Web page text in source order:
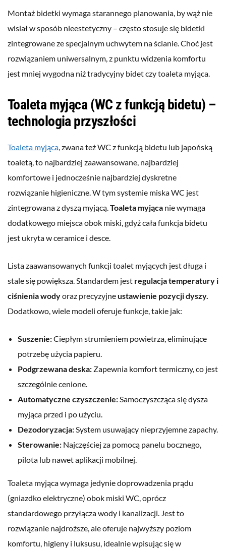
Montaż bidetki wymaga starannego planowania, by wąż nie
wisiał w sposób nieestetyczny – często stosuje się bidetki
zintegrowane ze specjalnym uchwytem na ścianie. Choć jest
rozwiązaniem uniwersalnym, z punktu widzenia komfortu
jest mniej wygodna niż tradycyjny bidet czy toaleta myjąca.
Toaleta myjąca (WC z funkcją bidetu) –
technologia przyszłości
Toaleta myjąca, zwana też WC z funkcją bidetu lub japońską
toaletą, to najbardziej zaawansowane, najbardziej
komfortowe i jednocześnie najbardziej dyskretne
rozwiązanie higieniczne. W tym systemie miska WC jest
zintegrowana z dyszą myjącą.Toaleta myjąca nie wymaga
dodatkowego miejsca obok miski, gdyż cała funkcja bidetu
jest ukryta w ceramice i desce.
Lista zaawansowanych funkcji toalet myjących jest długa i
stale się powiększa. Standardem jest regulacja temperatury i
ciśnienia wodyoraz precyzyjneustawienie pozycji dyszy.
Dodatkowo, wiele modeli oferuje funkcje, takie jak:
Suszenie:Ciepłym strumieniem powietrza, eliminujące
potrzebę użycia papieru.
Podgrzewana deska: Zapewnia komfort termiczny, co jest
szczególnie cenione.
Automatyczne czyszczenie:Samoczyszcząca się dysza
myjąca przed i po użyciu.
Dezodoryzacja:System usuwający nieprzyjemne zapachy.
Sterowanie: Najczęściej za pomocą panelu bocznego,
pilota lub nawet aplikacji mobilnej.
Toaleta myjąca wymaga jedynie doprowadzenia prądu
(gniazdko elektryczne) obok miski WC, oprócz
standardowego przyłącza wody i kanalizacji. Jest to
rozwiązanie najdroższe, ale oferuje najwyższy poziom
komfortu, higieny i luksusu, idealnie wpisując się w